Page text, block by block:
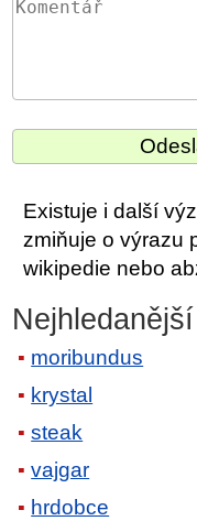
Existuje i další
zmiňuje o výrazu
wikipedie nebo
moribundus
krystal
steak
vajgar
hrdobce